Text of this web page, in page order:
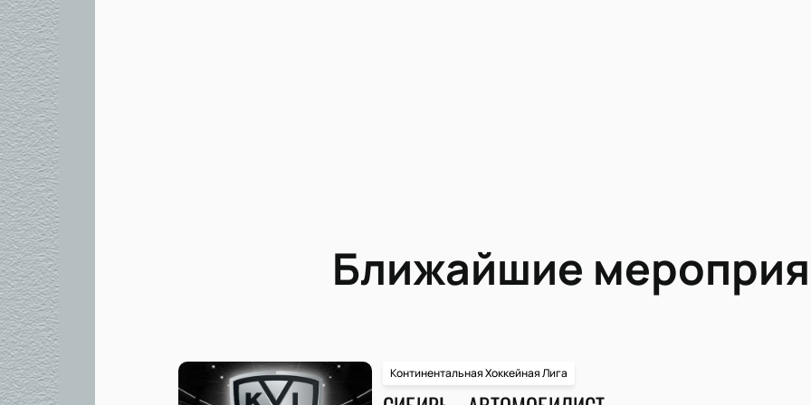
Ближайшие
Континентальная Хоккейная Лига